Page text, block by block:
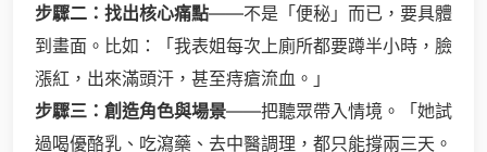
步驟二：找出核心痛點——不是「便秘」而已，要具體
到畫面。比如：「我表姐每次上廁所都要蹲半小時，臉
漲紅，出來滿頭汗，甚至痔瘡流血。」
步驟三：創造角色與場景——把聽眾帶入情境。「她試
過喝優酪乳、吃瀉藥、去中醫調理，都只能撐兩三天。